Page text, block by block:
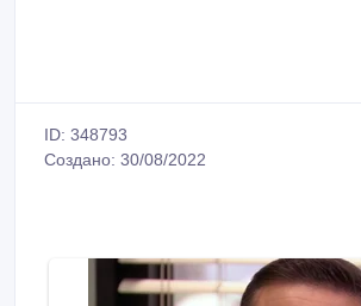
ID: 348793
Создано: 30/08/2022